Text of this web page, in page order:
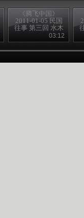
《腾飞中国》
2011-01-05 民国
往事 第三回 水木
03:12